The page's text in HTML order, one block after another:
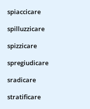
spiaccicare
spilluzzicare
spizzicare
spregiudicare
sradicare
stratificare